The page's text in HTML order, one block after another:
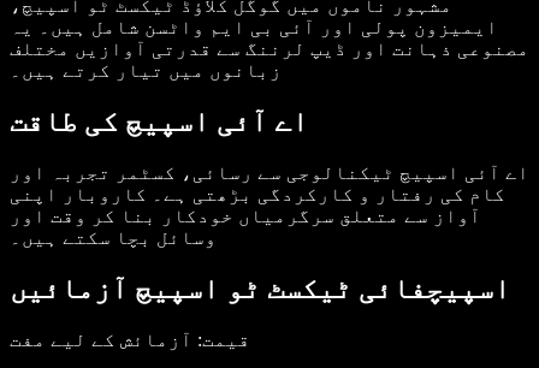
مشہور ناموں میں گوگل کلاؤڈ ٹیکسٹ ٹو اسپیچ،
ایمیزون پولی اور آئی بی ایم واٹسن شامل ہیں۔ یہ
مصنوعی ذہانت اور ڈیپ لرننگ سے قدرتی آوازیں مختلف
زبانوں میں تیار کرتے ہیں۔
اے آئی اسپیچ کی طاقت
اے آئی اسپیچ ٹیکنالوجی سے رسائی، کسٹمر تجربہ اور
کام کی رفتار و کارکردگی بڑھتی ہے۔ کاروبار اپنی
آواز سے متعلق سرگرمیاں خودکار بنا کر وقت اور
وسائل بچا سکتے ہیں۔
اسپیچفائی ٹیکسٹ ٹو اسپیچ آزمائیں
قیمت: آزمائش کے لیے مفت